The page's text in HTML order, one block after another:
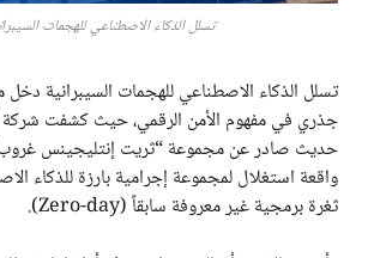
تسلل الذكاء الاصطناعي للهجمات
تسلل الذكاء الاصطناعي للهجمات السيبرانية
جذري في مفهوم الأمن الرقمي، حيث كشفت
حديث صادر عن مجموعة “ثريت إنتليجينس
واقعة استغلال لمجموعة إجرامية بارزة للذكاء
ثغرة برمجية غير معروفة سابقاً (Zero-day).